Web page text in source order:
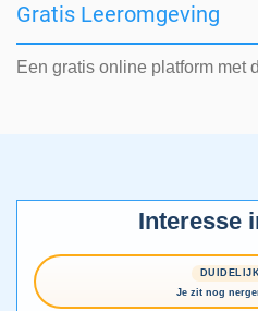
Gratis Leeromgeving
Een gratis online platform met
Interesse
Je zit nog